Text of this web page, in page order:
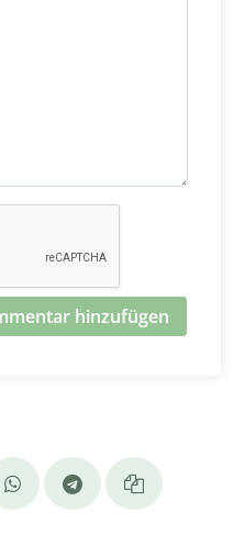
hinzufügen